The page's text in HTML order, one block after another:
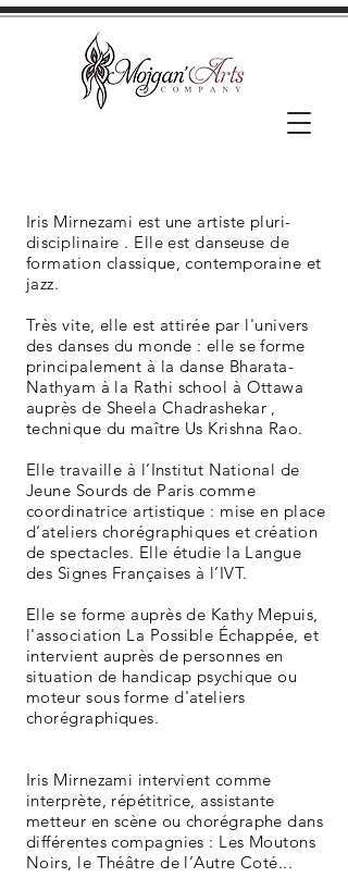
Iris Mirnezami est une artiste pluri-
disciplinaire . Elle est danseuse de
formation classique, contemporaine et
jazz.
Très vite, elle est attirée par l'univers
des danses du monde : elle se forme
principalement à la danse Bharata-
Nathyam à la Rathi school à Ottawa
auprès de Sheela Chadrashekar ,
technique du maître Us Krishna Rao.
Elle travaille à l’Institut National de
Jeune Sourds de Paris comme
coordinatrice artistique : mise en place
d‘ateliers chorégraphiques et création
de spectacles. Elle étudie la Langue
des Signes Françaises à l’IVT.
Elle se forme auprès de Kathy Mepuis,
l'association La Possible Échappée, et
intervient auprès de personnes en
situation de handicap psychique ou
moteur sous forme d'ateliers
chorégraphiques.
Iris Mirnezami intervient comme
interprète, répétitrice, assistante
metteur en scène ou chorégraphe dans
différentes compagnies : Les Moutons
Noirs, le Théâtre de l’Autre Coté...